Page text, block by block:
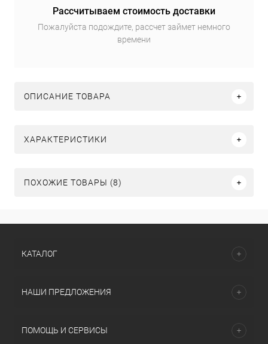
Рассчитываем стоимость доставки
Пожалуйста подождите, рассчет займет немного
времени
ОПИСАНИЕ ТОВАРА
ХАРАКТЕРИСТИКИ
ПОХОЖИЕ ТОВАРЫ (8)
КАТАЛОГ
НАШИ ПРЕДЛОЖЕНИЯ
ПОМОЩЬ И СЕРВИСЫ